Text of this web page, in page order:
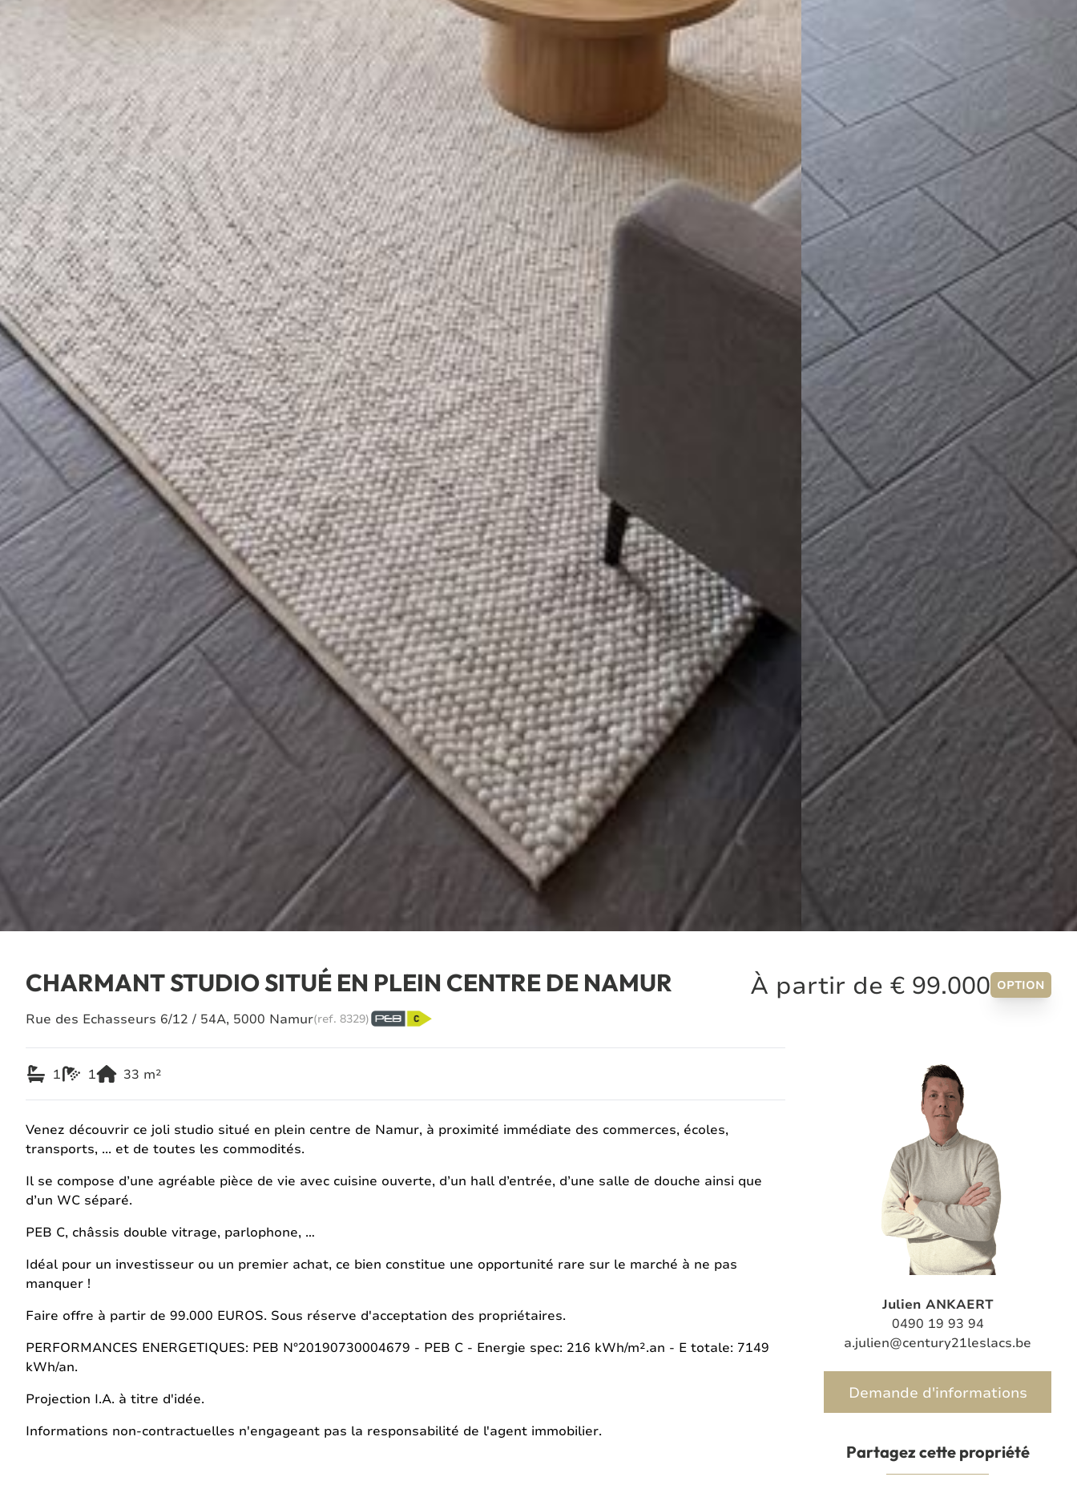
CHARMANT STUDIO SITUÉ EN PLEIN CENTRE DE NAMUR À partir de € 99.000 OPTION
Rue des Echasseurs 6/12 / 54A, 5000 Namur(ref. 8329)
1 1 33 m²
Venez découvrir ce joli studio situé en plein centre de Namur, à proximité immédiate des commerces, écoles,
transports, ... et de toutes les commodités.
Il se compose d’une agréable pièce de vie avec cuisine ouverte, d’un hall d’entrée, d’une salle de douche ainsi que
d’un WC séparé.
PEB C, châssis double vitrage, parlophone, …
Idéal pour un investisseur ou un premier achat, ce bien constitue une opportunité rare sur le marché à ne pas
manquer !
Faire offre à partir de 99.000 EUROS. Sous réserve d'acceptation des propriétaires.
PERFORMANCES ENERGETIQUES: PEB N°20190730004679 - PEB C - Energie spec: 216 kWh/m².an - E totale: 7149
kWh/an.
Projection I.A. à titre d'idée.
Informations non-contractuelles n'engageant pas la responsabilité de l'agent immobilier.
Julien ANKAERT
0490 19 93 94
a.julien@century21leslacs.be
Demande d'informations
Partagez cette propriété